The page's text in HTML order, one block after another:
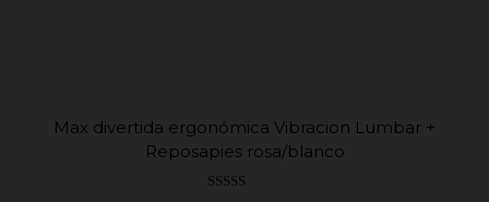
Max divertida ergonómica Vibracion Lumbar +
Reposapies rosa/blanco